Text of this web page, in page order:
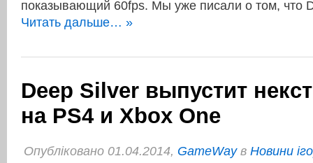
показывающий 60fps. Мы уже писали о том, что
Читать дальше… »
Deep Silver выпустит
на PS4 и Xbox One
Опубліковано 01.04.2014, GameWayв Новини